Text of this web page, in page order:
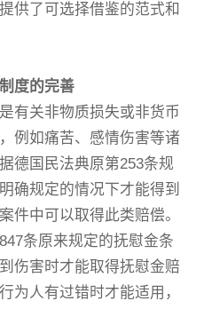
供了可选择借鉴的范式和
度的完善
关非物质损失或非货币
例如痛苦、感情伤害等诸
德国民法典原第253条规
确规定的情况下才能得到
件中可以取得此类赔偿。
条原来规定的抚慰金条
伤害时才能取得抚慰金赔
为人有过错时才能适用，